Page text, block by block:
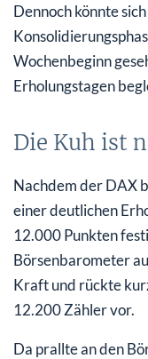
Dennoch könnte
Wochenbeginn
Erholungstagen
Die Kuh ist
Nachdem der DAX
einer deutlichen
12.000 Punkten
Börsenbarometer
Kraft und rückte
12.200 Zähler vor.
Da prallte an den